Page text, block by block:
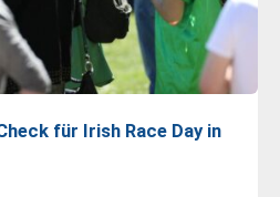
für Irish Race Day in